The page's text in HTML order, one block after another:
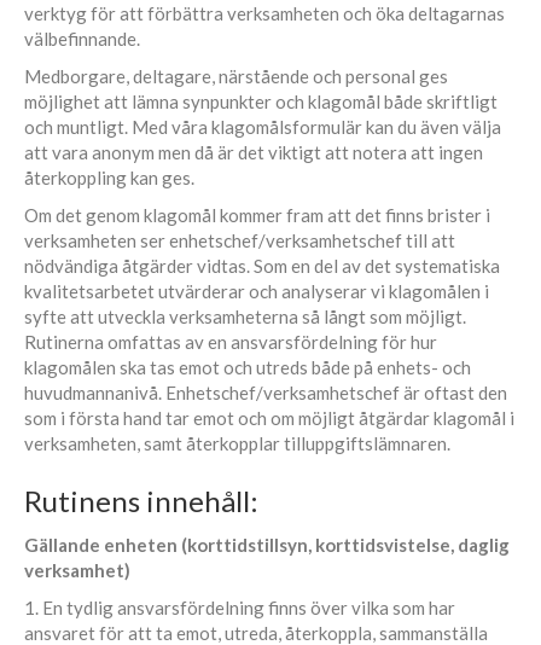
verktyg för att förbättra verksamheten och öka deltagarnas
välbefinnande.
Medborgare, deltagare, närstående och personal ges
möjlighet att lämna synpunkter och klagomål både skriftligt
och muntligt. Med våra klagomålsformulär kan du även välja
att vara anonym men då är det viktigt att notera att ingen
återkoppling kan ges.
Om det genom klagomål kommer fram att det finns brister i
verksamheten ser enhetschef/verksamhetschef till att
nödvändiga åtgärder vidtas. Som en del av det systematiska
kvalitetsarbetet utvärderar och analyserar vi klagomålen i
syfte att utveckla verksamheterna så långt som möjligt.
Rutinerna omfattas av en ansvarsfördelning för hur
klagomålen ska tas emot och utreds både på enhets- och
huvudmannanivå. Enhetschef/verksamhetschef är oftast den
som i första hand tar emot och om möjligt åtgärdar klagomål i
verksamheten, samt återkopplar tilluppgiftslämnaren.
Rutinens innehåll:
Gällande enheten (korttidstillsyn, korttidsvistelse, daglig
verksamhet)
1. En tydlig ansvarsfördelning finns över vilka som har
ansvaret för att ta emot, utreda, återkoppla, sammanställa